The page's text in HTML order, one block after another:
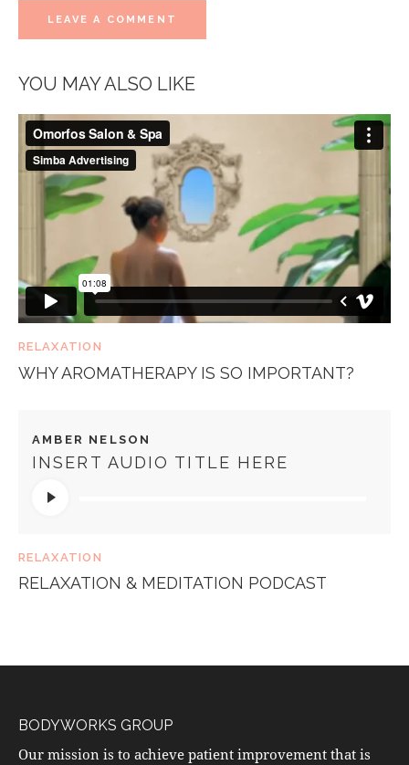
YOU MAY ALSO LIKE
RELAXATION
WHY AROMATHERAPY IS SO IMPORTANT?
AMBER NELSON
INSERT AUDIO TITLE HERE
Player
RELAXATION
RELAXATION & MEDITATION PODCAST
BODYWORKS GROUP
Our mission is to achieve patient improvement that is